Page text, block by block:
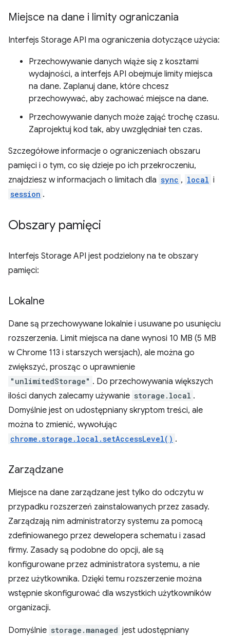
Miejsce na dane i limity ograniczania
Interfejs Storage API ma ograniczenia dotyczące użycia:
Przechowywanie danych wiąże się z kosztami
wydajności, a interfejs API obejmuje limity miejsca
na dane. Zaplanuj dane, które chcesz
przechowywać, aby zachować miejsce na dane.
Przechowywanie danych może zająć trochę czasu.
Zaprojektuj kod tak, aby uwzględniał ten czas.
Szczegółowe informacje o ograniczeniach obszaru
pamięci i o tym, co się dzieje po ich przekroczeniu,
znajdziesz w informacjach o limitach dla sync , local i
session .
Obszary pamięci
Interfejs Storage API jest podzielony na te obszary
pamięci:
Lokalne
Dane są przechowywane lokalnie i usuwane po usunięciu
rozszerzenia. Limit miejsca na dane wynosi 10 MB (5 MB
w Chrome 113 i starszych wersjach), ale można go
zwiększyć, prosząc o uprawnienie
"unlimitedStorage" . Do przechowywania większych
ilości danych zalecamy używanie storage.local .
Domyślnie jest on udostępniany skryptom treści, ale
można to zmienić, wywołując
chrome.storage.local.setAccessLevel() .
Zarządzane
Miejsce na dane zarządzane jest tylko do odczytu w
przypadku rozszerzeń zainstalowanych przez zasady.
Zarządzają nim administratorzy systemu za pomocą
zdefiniowanego przez dewelopera schematu i zasad
firmy. Zasady są podobne do opcji, ale są
konfigurowane przez administratora systemu, a nie
przez użytkownika. Dzięki temu rozszerzenie można
wstępnie skonfigurować dla wszystkich użytkowników
organizacji.
Domyślnie storage.managed jest udostępniany